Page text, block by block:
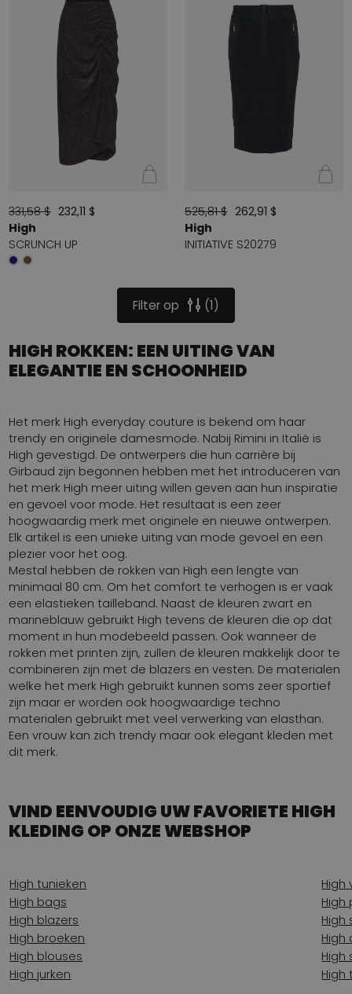
331,58 $ 232,11 $
High
SCRUNCH UP
525,81 $ 262,91 $
High
INITIATIVE S20279
Filter op 1
HIGH ROKKEN: EEN UITING VAN
ELEGANTIE EN SCHOONHEID
Het merk High everyday couture is bekend om haar
trendy en originele damesmode. Nabij Rimini in Italië is
High gevestigd. De ontwerpers die hun carrière bij
Girbaud zijn begonnen hebben met het introduceren van
het merk High meer uiting willen geven aan hun inspiratie
en gevoel voor mode. Het resultaat is een zeer
hoogwaardig merk met originele en nieuwe ontwerpen.
Elk artikel is een unieke uiting van mode gevoel en een
plezier voor het oog.
Mestal hebben de rokken van High een lengte van
minimaal 80 cm. Om het comfort te verhogen is er vaak
een elastieken tailleband. Naast de kleuren zwart en
marineblauw gebruikt High tevens de kleuren die op dat
moment in hun modebeeld passen. Ook wanneer de
rokken met printen zijn, zullen de kleuren makkelijk door te
combineren zijn met de blazers en vesten. De materialen
welke het merk High gebruikt kunnen soms zeer sportief
zijn maar er worden ook hoogwaardige techno
materialen gebruikt met veel verwerking van elasthan.
Een vrouw kan zich trendy maar ook elegant kleden met
dit merk.
VIND EENVOUDIG UW FAVORIETE HIGH
KLEDING OP ONZE WEBSHOP
High tunieken
High
High bags
High
High blazers
High
High broeken
High
High blouses
High
High jurken
High